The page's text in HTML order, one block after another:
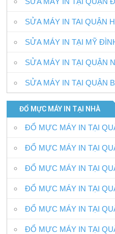
SỬA MÁY IN TAI QUẬN
SỬA MÁY IN TẠI MỸ
SỬA MÁY IN TẠI QUẬN
SỬA MÁY IN TẠI QUẬN
ĐỔ MỰC MÁY IN TẠI NHÀ
ĐỔ MỰC MÁY IN TẠI
ĐỔ MỰC MÁY IN TẠI
ĐỔ MỰC MÁY IN TẠI
ĐỔ MỰC MÁY IN TẠI
ĐỔ MỰC MÁY IN TẠI
ĐỔ MỰC MÁY IN TẠI